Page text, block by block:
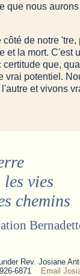
que nous
de notre 'tre,
la mort. C'est
que,
vrai potentiel.
et vivons
les vies
chemins
Rev. Josiane
6871
Email